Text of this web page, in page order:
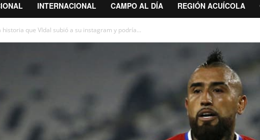
INTERNACIONAL CAMPO AL DÍA REGIÓN ACUÍCOLA
historia que VIdal subió a su instagram y podría...